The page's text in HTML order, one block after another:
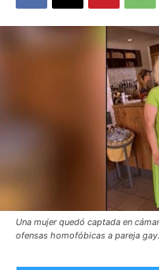
Una mujer quedó captada en
ofensas homofóbicas a pareja